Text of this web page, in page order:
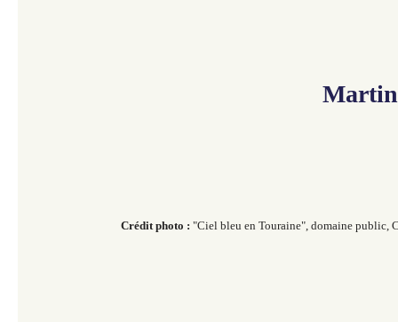
Crédit photo : "Ciel bleu en Touraine", domaine public,